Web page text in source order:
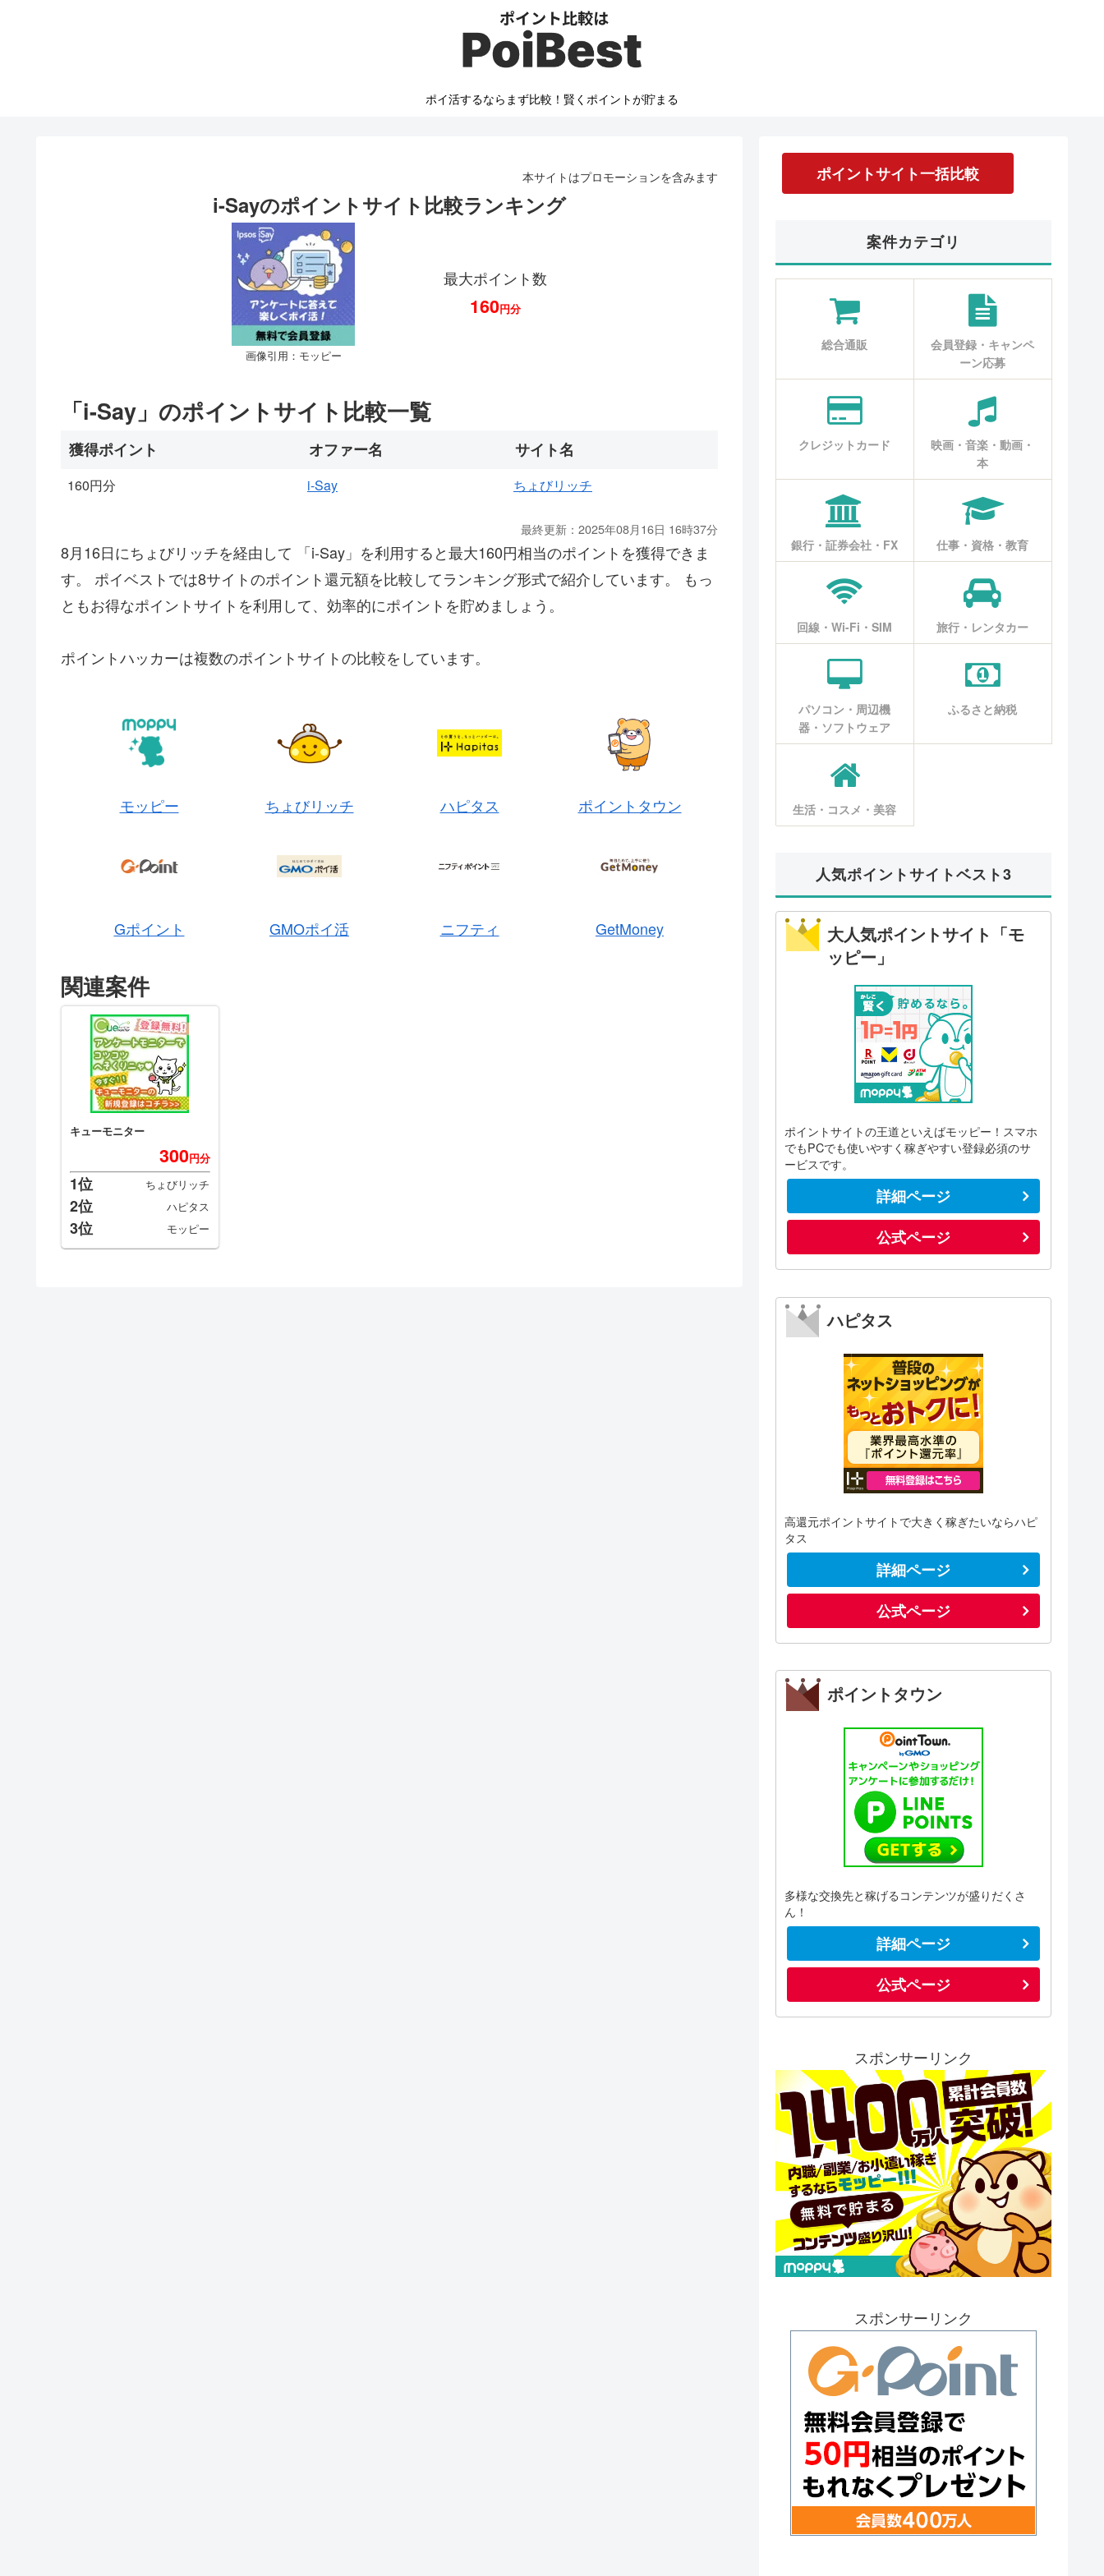
ポイ活するならまず比較！賢くポイントが貯まる
本サイトはプロモーションを含みます
i-Sayのポイントサイト比較ランキング
画像引用：モッピー
最大ポイント数
160円分
「i-Say」のポイントサイト比較一覧
獲得ポイント オファー名 サイト名
160円分 i-Say ちょびリッチ
最終更新：2025年08月16日 16時37分
8月16日にちょびリッチを経由して 「i-Say」を利用すると最大160円相当のポイントを獲得できま
す。 ポイベストでは8サイトのポイント還元額を比較してランキング形式で紹介しています。 もっ
ともお得なポイントサイトを利用して、効率的にポイントを貯めましょう。
ポイントハッカーは複数のポイントサイトの比較をしています。
モッピー ちょびリッチ ハピタス ポイントタウン
Gポイント GMOポイ活 ニフティ GetMoney
関連案件
キューモニター
300円分
1位 ちょびリッチ
2位 ハピタス
3位 モッピー
ポイントサイト一括比較
案件カテゴリ
総合通販
会員登録・キャンペ
ーン応募
クレジットカード
映画・音楽・動画・
本
銀行・証券会社・FX 仕事・資格・教育
回線・Wi-Fi・SIM 旅行・レンタカー
パソコン・周辺機
器・ソフトウェア
ふるさと納税
生活・コスメ・美容
人気ポイントサイトベスト3
大人気ポイントサイト「モ
ッピー」
ポイントサイトの王道といえばモッピー！スマホ
でもPCでも使いやすく稼ぎやすい登録必須のサ
ービスです。
詳細ページ
公式ページ
ハピタス
高還元ポイントサイトで大きく稼ぎたいならハピ
タス
詳細ページ
公式ページ
ポイントタウン
多様な交換先と稼げるコンテンツが盛りだくさ
ん！
詳細ページ
公式ページ
スポンサーリンク
スポンサーリンク